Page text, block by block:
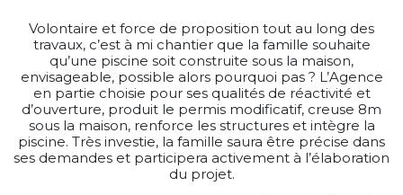
Volontaire et force de proposition tout au long des
travaux, c’est à mi chantier que la famille souhaite
qu’une piscine soit construite sous la maison,
envisageable, possible alors pourquoi pas ? L’Agence
en partie choisie pour ses qualités de réactivité et
d’ouverture, produit le permis modificatif, creuse 8m
sous la maison, renforce les structures et intègre la
piscine. Très investie, la famille saura être précise dans
ses demandes et participera activement à l’élaboration
du projet.